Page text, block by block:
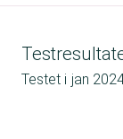
Testet i jan